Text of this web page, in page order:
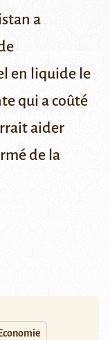
a
en liquide le
qui a coûté
aider
de la
Economie